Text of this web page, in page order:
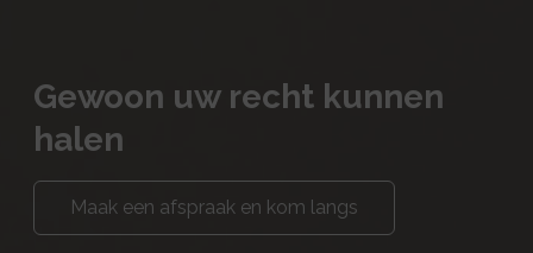
Gewoon uw recht kunnen
halen
Maak een afspraak en kom langs